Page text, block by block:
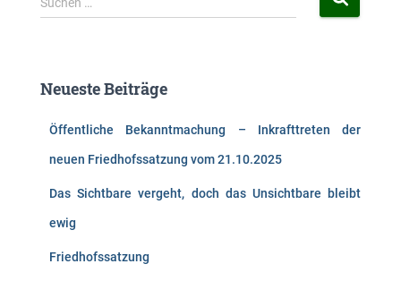
u
n
Neueste Beiträge
Öffentliche Bekanntmachung – Inkrafttreten der
neuen Friedhofssatzung vom 21.10.2025
Das Sichtbare vergeht, doch das Unsichtbare bleibt
ewig
Friedhofssatzung